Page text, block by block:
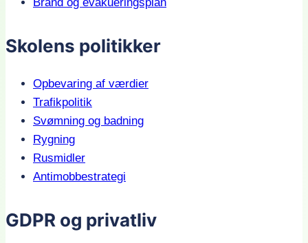
Skolens politikker
Opbevaring af værdier
Trafikpolitik
Svømning og badning
Rygning
Rusmidler
Antimobbestrategi
GDPR og privatliv